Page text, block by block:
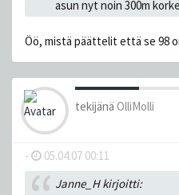
asun nyt noin 300m
Öö, mistä päättelit että se 98
tekijänä OlliMolli
- 05.04.07 00:11
Janne_H kirjoitti: